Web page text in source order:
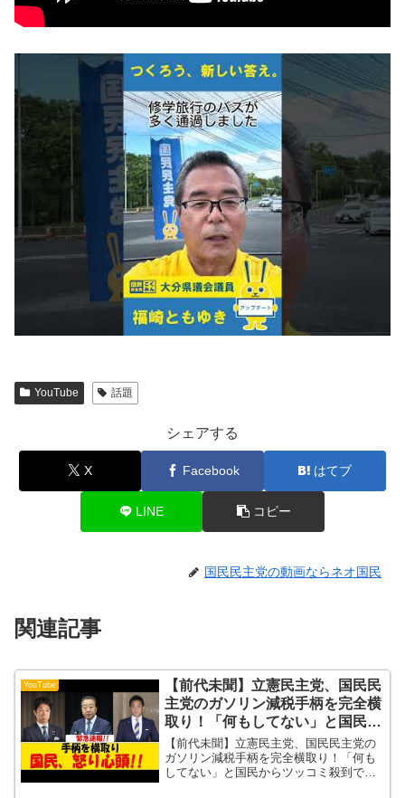
YouTube 話題
シェアする
X Facebook はてブ
LINE コピー
国民民主党の動画ならネオ国民
関連記事
YouTube
【前代未聞】立憲民主党、国民民
主党のガソリン減税手柄を完全横
取り！「何もしてない」と国民か
らツッコミ殺到で大炎上！
【前代未聞】立憲民主党、国民民主党の
ガソリン減税手柄を完全横取り！「何も
してない」と国民からツッコミ殺到で大